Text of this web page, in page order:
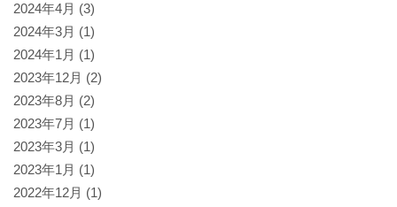
2024年4月 (3)
2024年3月 (1)
2024年1月 (1)
2023年12月 (2)
2023年8月 (2)
2023年7月 (1)
2023年3月 (1)
2023年1月 (1)
2022年12月 (1)